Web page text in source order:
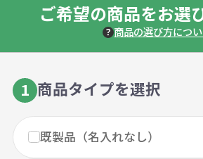
ご希望の商品をお選
商品の選び方につ
1 商品タイプを選択
既製品（名入れなし）